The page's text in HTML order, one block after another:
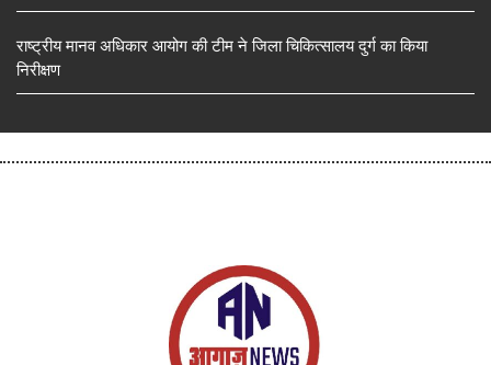
राष्ट्रीय मानव अधिकार आयोग की टीम ने जिला चिकित्सालय दुर्ग का किया
निरीक्षण